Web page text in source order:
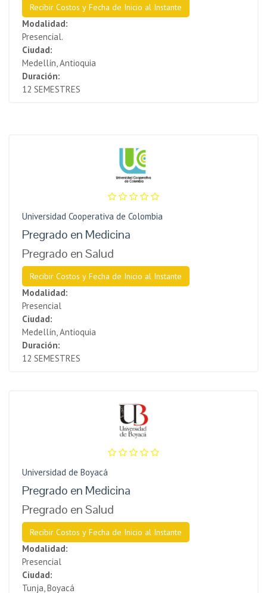
Recibir Costos y Fecha de Inicio al Instante
Modalidad:
Presencial.
Ciudad:
Medellín, Antioquia
Duración:
12 SEMESTRES
Universidad Cooperativa de Colombia
Pregrado en Medicina
Pregrado en Salud
Recibir Costos y Fecha de Inicio al Instante
Modalidad:
Presencial
Ciudad:
Medellín, Antioquia
Duración:
12 SEMESTRES
Universidad de Boyacá
Pregrado en Medicina
Pregrado en Salud
Recibir Costos y Fecha de Inicio al Instante
Modalidad:
Presencial
Ciudad:
Tunja, Boyacá